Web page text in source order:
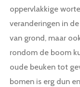
oppervlakkige
veranderingen in
van grond, maar
rondom de boom
oude beuken tot
bomen is erg dun